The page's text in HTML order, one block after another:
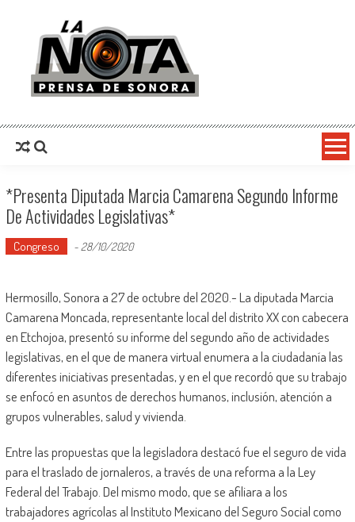
La Nota Prensa De Sonora
*Presenta Diputada Marcia Camarena Segundo Informe
De Actividades Legislativas*
Congreso - 28/10/2020
Hermosillo, Sonora a 27 de octubre del 2020.- La diputada Marcia
Camarena Moncada, representante local del distrito XX con cabecera
en Etchojoa, presentó su informe del segundo año de actividades
legislativas, en el que de manera virtual enumera a la ciudadanía las
diferentes iniciativas presentadas, y en el que recordó que su trabajo
se enfocó en asuntos de derechos humanos, inclusión, atención a
grupos vulnerables, salud y vivienda.
Entre las propuestas que la legisladora destacó fue el seguro de vida
para el traslado de jornaleros, a través de una reforma a la Ley
Federal del Trabajo. Del mismo modo, que se afiliara a los
trabajadores agrícolas al Instituto Mexicano del Seguro Social como